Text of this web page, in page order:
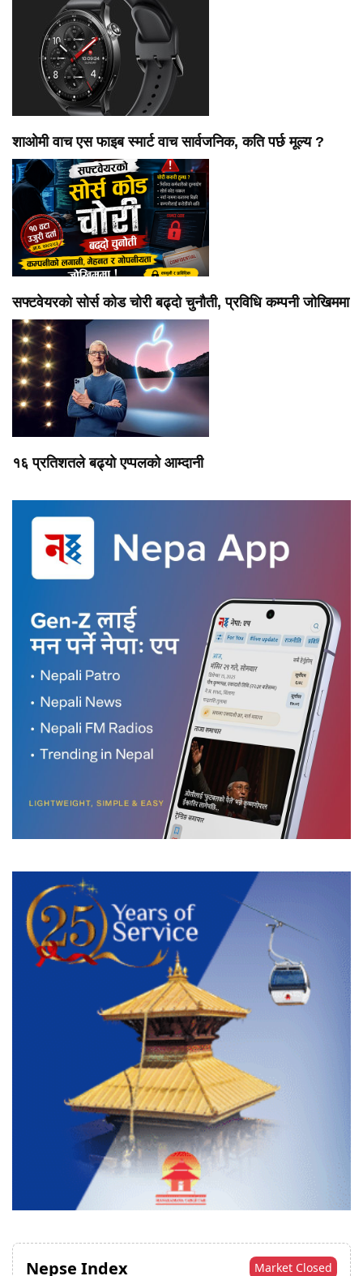
शाओमी वाच एस फाइब स्मार्ट वाच सार्वजनिक, कति पर्छ मूल्य ?
सफ्टवेयरको सोर्स कोड चोरी बढ्दो चुनौती, प्रविधि कम्पनी जोखिममा
१६ प्रतिशतले बढ्यो एप्पलको आम्दानी